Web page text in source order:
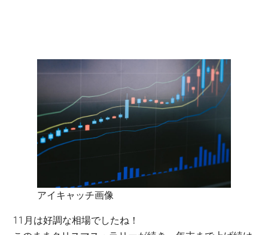
アイキャッチ画像
11月は好調な相場でしたね！